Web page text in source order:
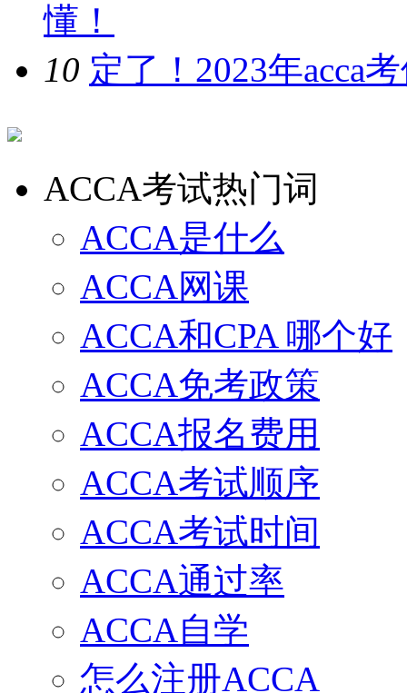
懂！
10 定了！2023年acca
ACCA考试热门词
ACCA是什么
ACCA网课
ACCA和CPA 哪个好
ACCA免考政策
ACCA报名费用
ACCA考试顺序
ACCA考试时间
ACCA通过率
ACCA自学
怎么注册ACCA